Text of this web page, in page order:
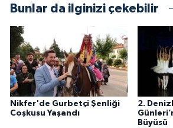
Bunlar da ilginizi çekebilir
Nikfer'de Gurbetçi Şenliği
Coşkusu Yaşandı
2.
Büyüsü